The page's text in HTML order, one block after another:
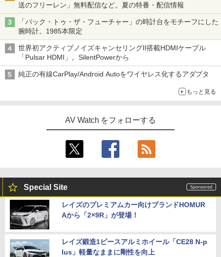
送のフリーレン」無料配信など。夏の特番・配信情報
「バック・トゥ・ザ・フューチャー」の時計台をモチーフにした
腕時計。1985本限定
世界初アクティブノイズキャンセリングII搭載HDMIケーブル
「Pulsar HDMI」。SilentPowerから
純正の有線CarPlay/Android Autoをワイヤレス化するアダプタ
もっと見る
AV Watch をフォローする
Special Site
レイズのプレミアムカー向けブランドHOMUR
Aから「2×9R」が登場！
レイズ鍛造1ピースアルミホイール「CE28 N-p
lus」軽量なままに剛性を向上